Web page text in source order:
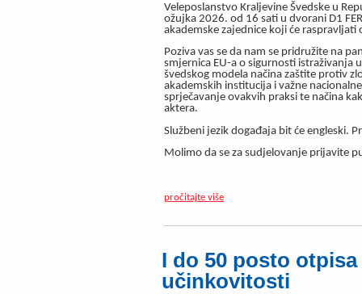
Veleposlanstvo Kraljevine Švedske u
ožujka 2026. od 16 sati u dvorani D1
akademske zajednice koji će raspravljati
Poziva vas se da nam se pridružite na
smjernica EU-a o sigurnosti
švedskog modela načina zaštite protiv
akademskih institucija i važne
sprječavanje ovakvih praksi te načina
aktera.
Službeni jezik događaja bit će engleski.
Molimo da se za sudjelovanje prijavite
pročitajte više
I do 50 posto
učinkovitosti